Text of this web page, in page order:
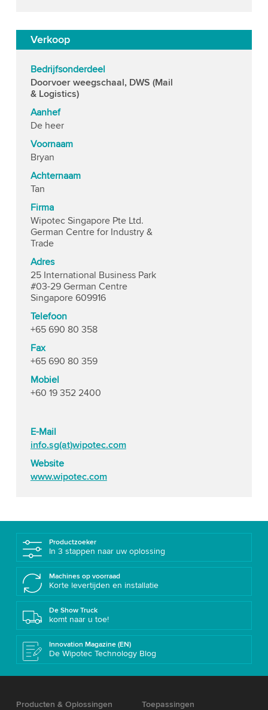
Verkoop
Bedrijfsonderdeel
Doorvoer weegschaal, DWS (Mail
& Logistics)
Aanhef
De heer
Voornaam
Bryan
Achternaam
Tan
Firma
Wipotec Singapore Pte Ltd.
German Centre for Industry &
Trade
Adres
25 International Business Park
#03-29 German Centre
Singapore 609916
Telefoon
+65 690 80 358
Fax
+65 690 80 359
Mobiel
+60 19 352 2400
E-Mail
info.sg(at)wipotec.com
Website
www.wipotec.com
Productzoeker
In 3 stappen naar uw oplossing
Machines op voorraad
Korte levertijden en installatie
De Show Truck
komt naar u toe!
Innovation Magazine (EN)
De Wipotec Technology Blog
Producten & Oplossingen
Toepassingen